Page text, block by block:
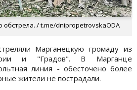
обстрела. / t.me/dnipropetrovskaODA
Марганецкую громаду из
и "Градов". В Марганце
линия - обесточено более
жители не пострадали.